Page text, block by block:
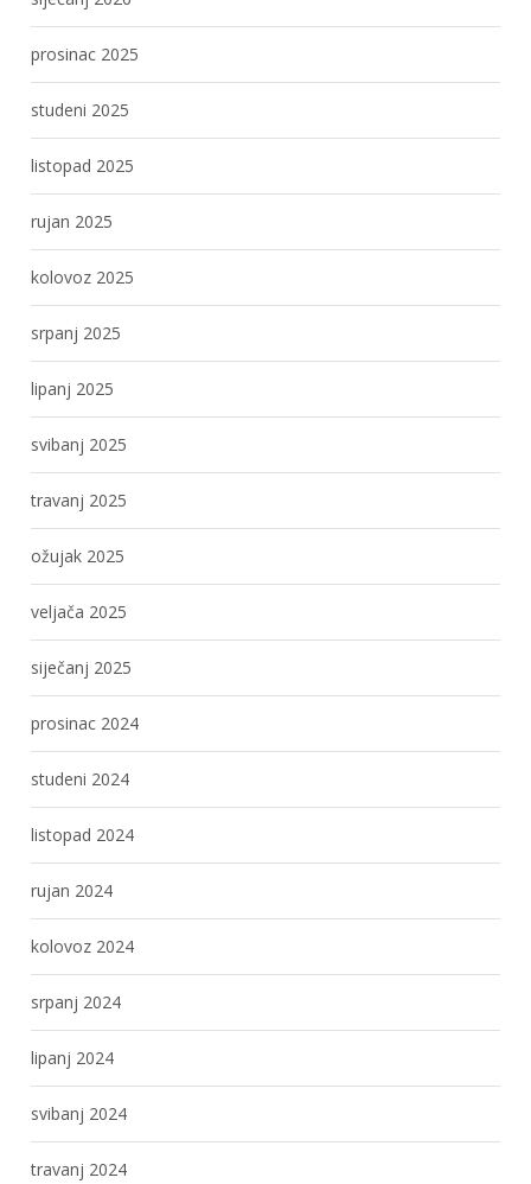
prosinac 2025
studeni 2025
listopad 2025
rujan 2025
kolovoz 2025
srpanj 2025
lipanj 2025
svibanj 2025
travanj 2025
ožujak 2025
veljača 2025
siječanj 2025
prosinac 2024
studeni 2024
listopad 2024
rujan 2024
kolovoz 2024
srpanj 2024
lipanj 2024
svibanj 2024
travanj 2024